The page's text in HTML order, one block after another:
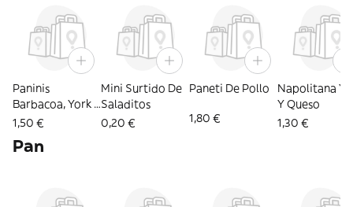
Paninis
Barbacoa, York y
Queso, Kebab Y
1,50 €
Mini Surtido De
Saladitos
0,20 €
Paneti De Pollo
1,80 €
Napolitana
Y Queso
1,30 €
Pan